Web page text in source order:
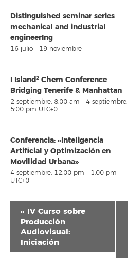
Distinguished seminar series
mechanical and industrial
engineerIng
16 julio - 19 noviembre
I Island² Chem Conference
Bridging Tenerife & Manhattan
2 septiembre, 8:00 am - 4 septiembre,
5:00 pm UTC+0
Conferencia: «Inteligencia
Artificial y Optimización en
Movilidad Urbana»
4 septiembre, 12:00 pm - 1:00 pm
UTC+0
Navegación
del
Evento
« IV Curso sobre
Producción
Audiovisual:
Iniciación